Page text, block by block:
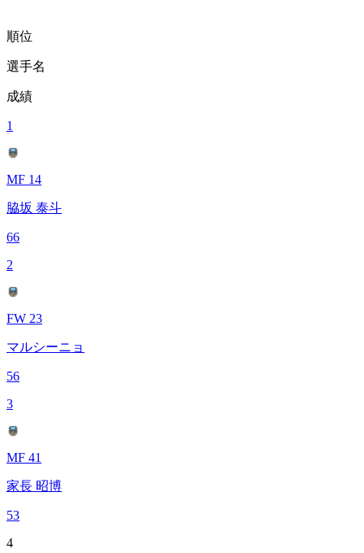
順位
選手名
成績
1
MF 14
脇坂 泰斗
66
2
FW 23
マルシーニョ
56
3
MF 41
家長 昭博
53
4